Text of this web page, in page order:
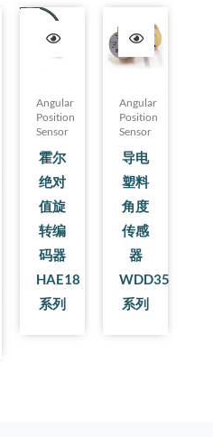
Angular
Position
Sensor
霍尔
绝对
值旋
转编
码器
HAE18
系列
Angular
Position
Sensor
导电
塑料
角度
传感
器
WDD35
系列